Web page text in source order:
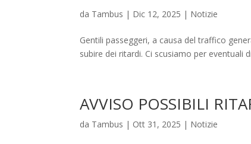
da Tambus | Dic 12, 2025 | Notizie
Gentili passeggeri, a causa del traffico
subire dei ritardi. Ci scusiamo per eventuali
AVVISO POSSIBILI
da Tambus | Ott 31, 2025 | Notizie